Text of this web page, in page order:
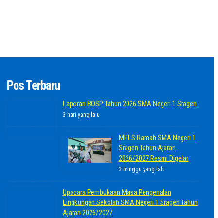
Pos Terbaru
Laporan BOSP Tahun 2026 SMA Negeri 1 Sragen
3 hari yang lalu
MPLS Ramah SMA Negeri 1
Sragen Tahun Ajaran
2026/2027 Resmi Digelar
3 minggu yang lalu
Upacara Pembukaan Masa Pengenalan
Lingkungan Sekolah SMA Negeri 1 Sragen Tahun
Ajaran 2026/2027